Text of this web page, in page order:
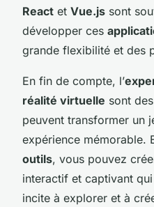
React et Vue.js sont
développer ces
grande flexibilité et des
En fin de compte, l’
réalité virtuelle sont
peuvent transformer un
expérience mémorable.
outils, vous pouvez
interactif et captivant
incite à explorer et à